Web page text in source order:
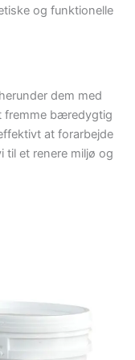
og funktionelle
dem med
fremme bæredygtig
at forarbejde
til et renere miljø og